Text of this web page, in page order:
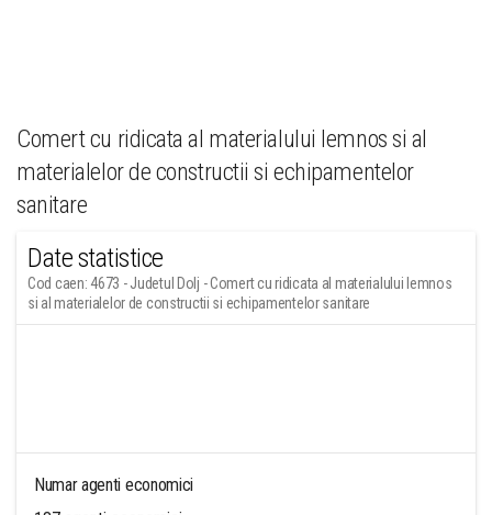
Comert cu ridicata al materialului lemnos si al
materialelor de constructii si echipamentelor
sanitare
Date statistice
Cod caen: 4673 - Judetul Dolj - Comert cu ridicata al materialului lemnos
si al materialelor de constructii si echipamentelor sanitare
Numar agenti economici